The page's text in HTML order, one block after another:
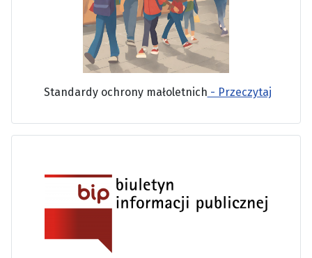
Standardy ochrony małoletnich - Przeczytaj